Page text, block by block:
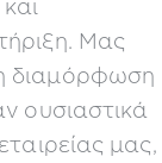
Μας
διαμόρφωση
ουσιαστικά
μας,